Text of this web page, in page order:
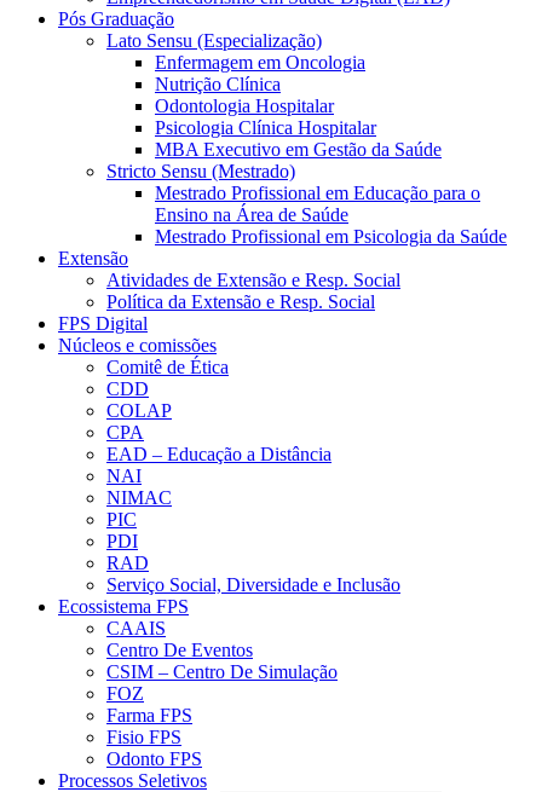
Pós Graduação
Lato Sensu (Especialização)
Enfermagem em Oncologia
Nutrição Clínica
Odontologia Hospitalar
Psicologia Clínica Hospitalar
MBA Executivo em Gestão da Saúde
Stricto Sensu (Mestrado)
Mestrado Profissional em Educação para o
Ensino na Área de Saúde
Mestrado Profissional em Psicologia da Saúde
Extensão
Atividades de Extensão e Resp. Social
Política da Extensão e Resp. Social
FPS Digital
Núcleos e comissões
Comitê de Ética
CDD
COLAP
CPA
EAD – Educação a Distância
NAI
NIMAC
PIC
PDI
RAD
Serviço Social, Diversidade e Inclusão
Ecossistema FPS
CAAIS
Centro De Eventos
CSIM – Centro De Simulação
FOZ
Farma FPS
Fisio FPS
Odonto FPS
Processos Seletivos